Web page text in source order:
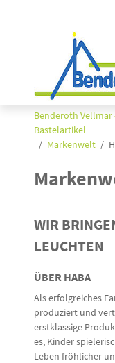
Benderoth Vellmar
Bastelartikel
Markenwelt
WIR
LEUCHTEN
ÜBER HABA
Als erfolgreiches
produziert und
erstklassige
es, Kinder
Leben fröhlicher